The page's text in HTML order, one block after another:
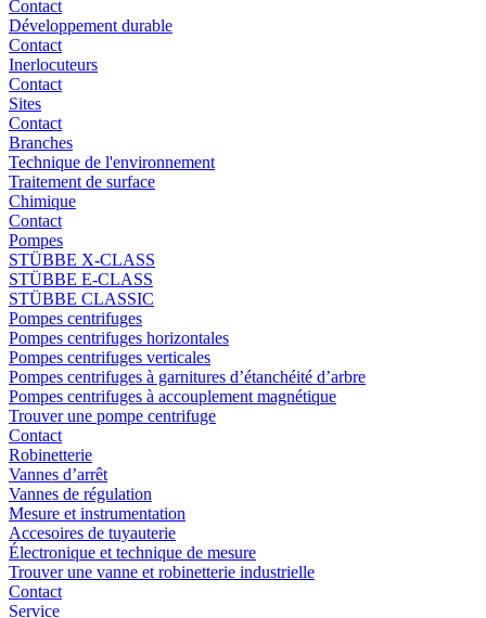
Contact
Développement durable
Contact
Inerlocuteurs
Contact
Sites
Contact
Branches
Technique de l'environnement
Traitement de surface
Chimique
Contact
Pompes
STÜBBE X-CLASS
STÜBBE E-CLASS
STÜBBE CLASSIC
Pompes centrifuges
Pompes centrifuges horizontales
Pompes centrifuges verticales
Pompes centrifuges à garnitures d’étanchéité d’arbre
Pompes centrifuges à accouplement magnétique
Trouver une pompe centrifuge
Contact
Robinetterie
Vannes d’arrêt
Vannes de régulation
Mesure et instrumentation
Accesoires de tuyauterie
Électronique et technique de mesure
Trouver une vanne et robinetterie industrielle
Contact
Service